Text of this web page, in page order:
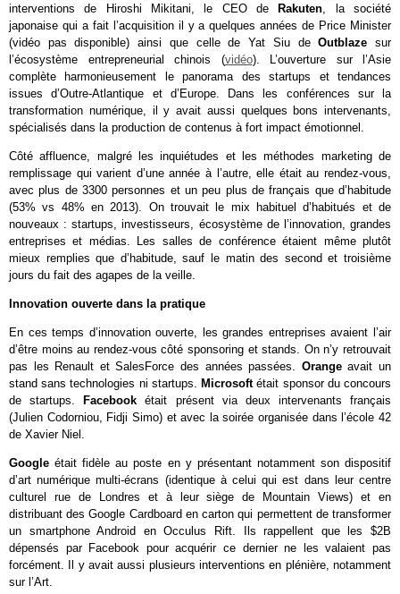
interventions de Hiroshi Mikitani, le CEO de
Rakuten, la société
japonaise qui a fait l’acquisition il y a quelques années de Price Minister
(vidéo pas disponible) ainsi que celle de Yat Siu deOutblaze sur
l’écosystème entrepreneurial chinois (vidéo). L’ouverture sur l’Asie
complète harmonieusement le panorama des startups et tendances
issues d’Outre-Atlantique et d’Europe. Dans les conférences sur la
transformation numérique, il y avait aussi quelques bons intervenants,
spécialisés dans la production de contenus à fort impact émotionnel.
Côté affluence, malgré les inquiétudes et les méthodes marketing de
remplissage qui varient d’une année à l’autre, elle était au rendez-vous,
avec plus de 3300 personnes et un peu plus de français que d’habitude
(53% vs 48% en 2013). On trouvait le mix habituel d’habitués et de
nouveaux : startups, investisseurs, écosystème de l’innovation, grandes
entreprises et médias. Les salles de conférence étaient même plutôt
mieux remplies que d’habitude, sauf le matin des second et troisième
jours du fait des agapes de la veille.
Innovation ouverte dans la pratique
En ces temps d’innovation ouverte, les grandes entreprises avaient l’air
d’être moins au rendez-vous côté sponsoring et stands. On n’y retrouvait
pas les Renault et SalesForce des années passées. Orangeavait un
stand sans technologies ni startups.
Microsoftétait sponsor du concours
de startups.
Facebookétait présent via deux intervenants français
(Julien Codorniou, Fidji Simo) et avec la soirée organisée dans l’école 42
de Xavier Niel.
Googleétait fidèle au poste en y présentant notamment son dispositif
d’art numérique multi-écrans (identique à celui qui est dans leur centre
culturel rue de Londres et à leur siège de Mountain Views) et en
distribuant des Google Cardboard en carton qui permettent de transformer
un smartphone Android en Occulus Rift. Ils rappellent que les $2B
dépensés par Facebook pour acquérir ce dernier ne les valaient pas
forcément. Il y avait aussi plusieurs interventions en plénière, notamment
sur l’Art.